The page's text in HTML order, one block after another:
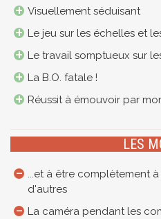
Visuellement séduisant
Le jeu sur les échelles et
Le travail somptueux sur
La B.O. fatale !
Réussit à émouvoir par
LES
...et à être complètement
d'autres
La caméra pendant les